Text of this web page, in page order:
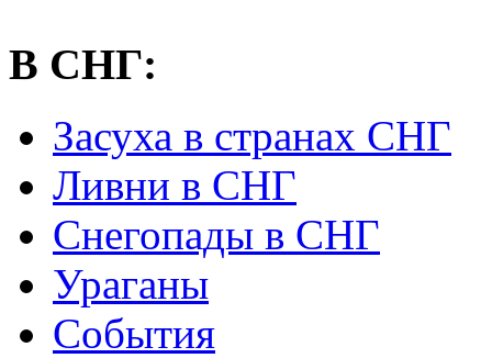
В СНГ:
Засуха в странах СНГ
Ливни в СНГ
Снегопады в СНГ
Ураганы
События